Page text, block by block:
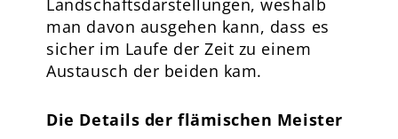
Landschaftsdarstellungen, weshalb
man davon ausgehen kann, dass es
sicher im Laufe der Zeit zu einem
Austausch der beiden kam.
Die Details der flämischen Meister